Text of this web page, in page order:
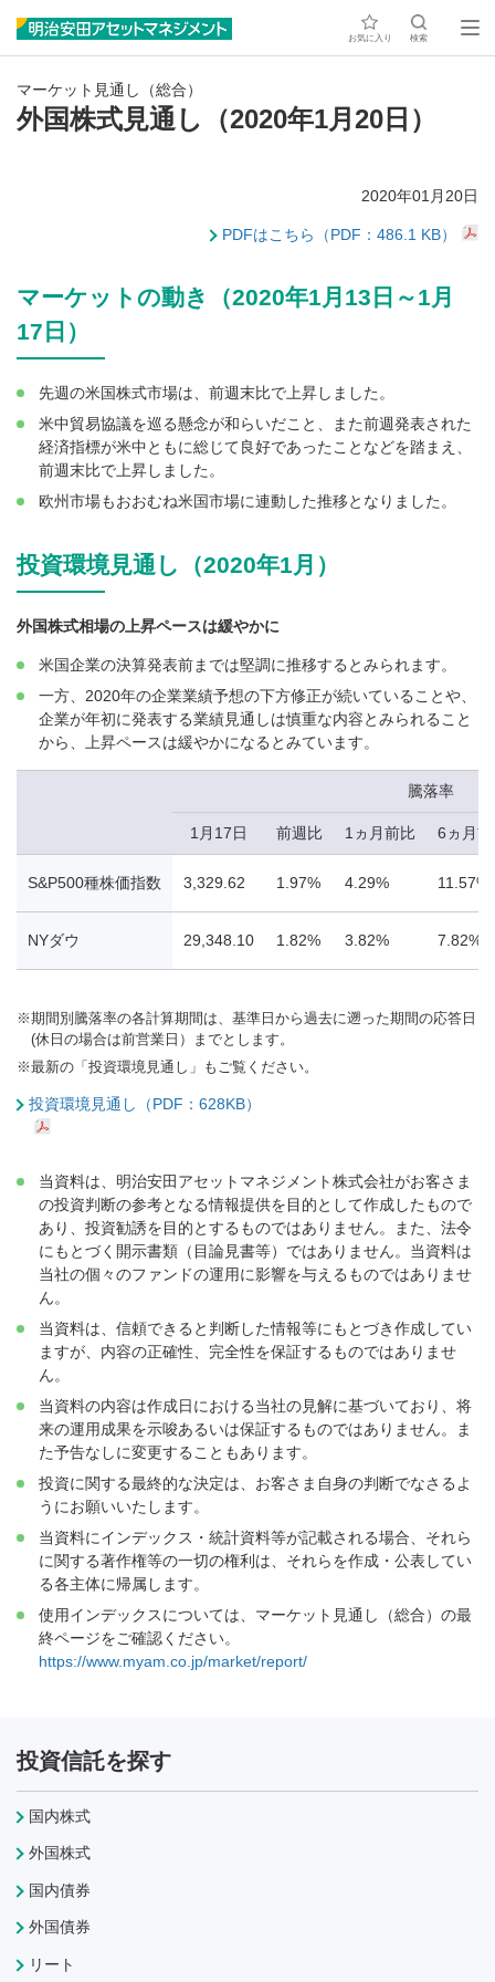
お気に入り 検索
マーケット見通し（総合）
外国株式見通し（2020年1月20日）
2020年01月20日
PDFはこちら（PDF：486.1 KB）
マーケットの動き（2020年1月13日～1月
17日）
先週の米国株式市場は、前週末比で上昇しました。
米中貿易協議を巡る懸念が和らいだこと、また前週発表された
経済指標が米中ともに総じて良好であったことなどを踏まえ、
前週末比で上昇しました。
欧州市場もおおむね米国市場に連動した推移となりました。
投資環境見通し（2020年1月）
外国株式相場の上昇ペースは緩やかに
米国企業の決算発表前までは堅調に推移するとみられます。
一方、2020年の企業業績予想の下方修正が続いていることや、
企業が年初に発表する業績見通しは慎重な内容とみられること
から、上昇ペースは緩やかになるとみています。
騰落率
1月17日 前週比 1ヵ月前比 6ヵ月
S&P500種株価指数 3,329.62 1.97% 4.29% 11.57%
NYダウ 29,348.10 1.82% 3.82% 7.82%
※期間別騰落率の各計算期間は、基準日から過去に遡った期間の応答日
(休日の場合は前営業日）までとします。
※最新の「投資環境見通し」もご覧ください。
投資環境見通し（PDF：628KB）
当資料は、明治安田アセットマネジメント株式会社がお客さま
の投資判断の参考となる情報提供を目的として作成したもので
あり、投資勧誘を目的とするものではありません。また、法令
にもとづく開示書類（目論見書等）ではありません。当資料は
当社の個々のファンドの運用に影響を与えるものではありませ
ん。
当資料は、信頼できると判断した情報等にもとづき作成してい
ますが、内容の正確性、完全性を保証するものではありませ
ん。
当資料の内容は作成日における当社の見解に基づいており、将
来の運用成果を示唆あるいは保証するものではありません。ま
た予告なしに変更することもあります。
投資に関する最終的な決定は、お客さま自身の判断でなさるよ
うにお願いいたします。
当資料にインデックス・統計資料等が記載される場合、それら
に関する著作権等の一切の権利は、それらを作成・公表してい
る各主体に帰属します。
使用インデックスについては、マーケット見通し（総合）の最
終ページをご確認ください。
https://www.myam.co.jp/market/report/
投資信託を探す
国内株式
外国株式
国内債券
外国債券
リート